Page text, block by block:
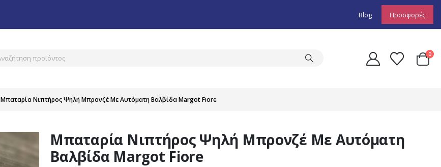
Blog Προσφορές
0
Μπαταρία Νιπτήρος Ψηλή Μπρονζέ Με Αυτόματη Βαλβίδα Margot Fiore
Μπαταρία Νιπτήρος Ψηλή Μπρονζέ Με Αυτόματη
Βαλβίδα Margot Fiore